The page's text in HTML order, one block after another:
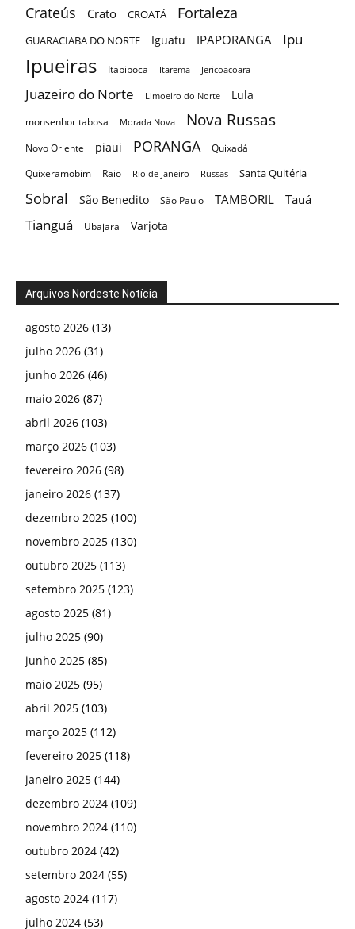
Crateús Crato CROATÁ Fortaleza
GUARACIABA DO NORTE Iguatu IPAPORANGA Ipu
Ipueiras Itapipoca Itarema Jericoacoara
Juazeiro do Norte Limoeiro do Norte Lula
monsenhor tabosa Morada Nova Nova Russas
Novo Oriente piaui PORANGA
Quixadá
Quixeramobim
Raio Rio de Janeiro Russas Santa Quitéria
Sobral São Benedito São Paulo TAMBORIL Tauá
Tianguá Ubajara Varjota
Arquivos Nordeste Notícia
agosto 2026 (13)
julho 2026 (31)
junho 2026 (46)
maio 2026 (87)
abril 2026 (103)
março 2026 (103)
fevereiro 2026 (98)
janeiro 2026 (137)
dezembro 2025 (100)
novembro 2025 (130)
outubro 2025 (113)
setembro 2025 (123)
agosto 2025 (81)
julho 2025 (90)
junho 2025 (85)
maio 2025 (95)
abril 2025 (103)
março 2025 (112)
fevereiro 2025 (118)
janeiro 2025 (144)
dezembro 2024 (109)
novembro 2024 (110)
outubro 2024 (42)
setembro 2024 (55)
agosto 2024 (117)
julho 2024 (53)